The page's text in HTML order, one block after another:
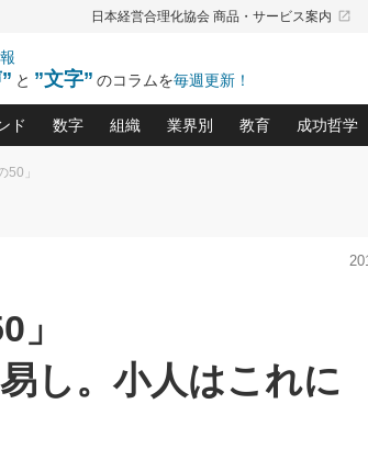
日本経営合理化協会 商品・サービス案内 launch
と ”文字” のコラムを毎週更新！
意
ンの成功要因と
きたい、知っておきたい、やってお
理講座(95)
ジバチの『経営戦略の新常識』(12)
るべし(635)
社長の３分間スピーチ」ネタ帳(159)
ド
売れ筋をつかむ術(102)
のメシの種 4.0(206)
数字
おカネが残る決算書にするために、やって
損益分岐点を下げる、Ｐ／Ｌ不況時代の新戦
新・会計経営と実学(37)
組織
中小企業の新たな法律リスク(178)
顧客・社員・社会から支持される
門」(23)
業界別
売れる住宅を創る 100の
大久保一彦の“流行る”お
教育
あなただからお
クレーム対応
クレーム対応の
デキル社員に育
東川鷹年の「中
業績アップにつ
成功哲学
中国哲
令和時
先人の
渡部昇
経営に
」
し。小人はこれに